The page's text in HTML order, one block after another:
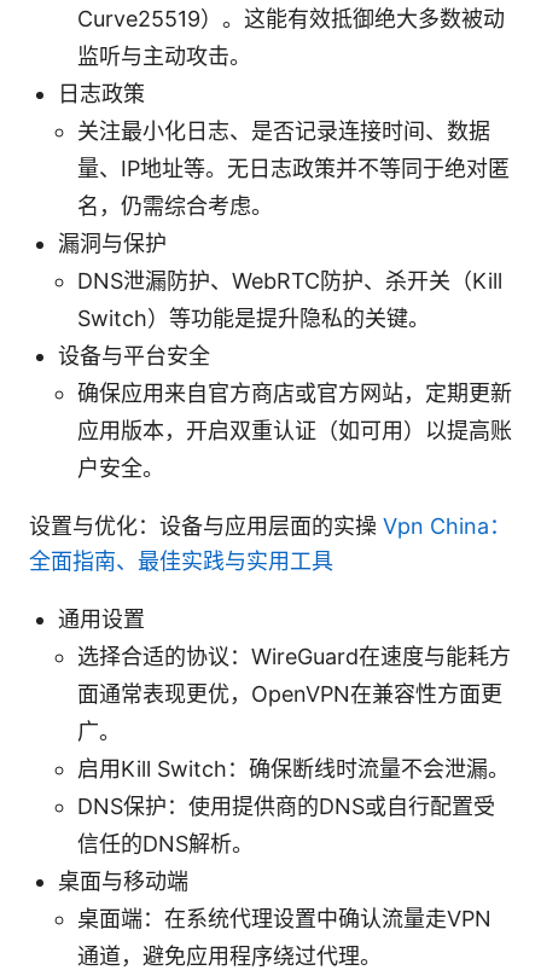
Curve25519）。这能有效抵御绝大多数被动
监听与主动攻击。
日志政策
关注最小化日志、是否记录连接时间、数据
量、IP地址等。无日志政策并不等同于绝对匿
名，仍需综合考虑。
漏洞与保护
DNS泄漏防护、WebRTC防护、杀开关（Kill
Switch）等功能是提升隐私的关键。
设备与平台安全
确保应用来自官方商店或官方网站，定期更新
应用版本，开启双重认证（如可用）以提高账
户安全。
设置与优化：设备与应用层面的实操 Vpn China：
全面指南、最佳实践与实用工具
通用设置
选择合适的协议：WireGuard在速度与能耗方
面通常表现更优，OpenVPN在兼容性方面更
广。
启用Kill Switch：确保断线时流量不会泄漏。
DNS保护：使用提供商的DNS或自行配置受
信任的DNS解析。
桌面与移动端
桌面端：在系统代理设置中确认流量走VPN
通道，避免应用程序绕过代理。